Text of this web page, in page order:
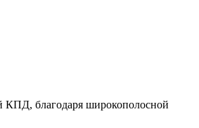
КПД, благодаря широкополосной